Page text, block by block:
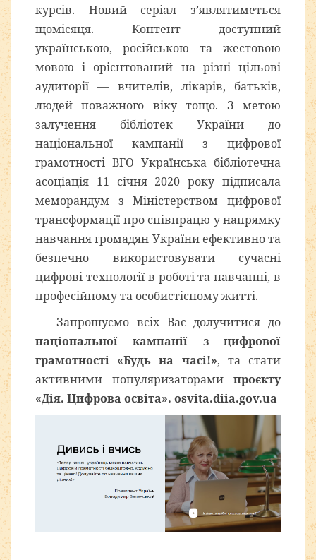
курсів. Новий серіал з’являтиметься
щомісяця. Контент доступний
українською, російською та жестовою
мовою і орієнтований на різні цільові
аудиторії — вчителів, лікарів, батьків,
людей поважного віку тощо. З метою
залучення бібліотек України до
національної кампанії з цифрової
грамотності ВГО Українська бібліотечна
асоціація 11 січня 2020 року підписала
меморандум з Міністерством цифрової
трансформації про співпрацю у напрямку
навчання громадян України ефективно та
безпечно використовувати сучасні
цифрові технології в роботі та навчанні, в
професійному та особистісному житті.
Запрошуємо всіх Вас долучитися до
національної кампанії з цифрової
грамотності «Будь на часі!», та стати
активними популяризаторами проєкту
«Дія. Цифрова освіта». osvita.diia.gov.ua